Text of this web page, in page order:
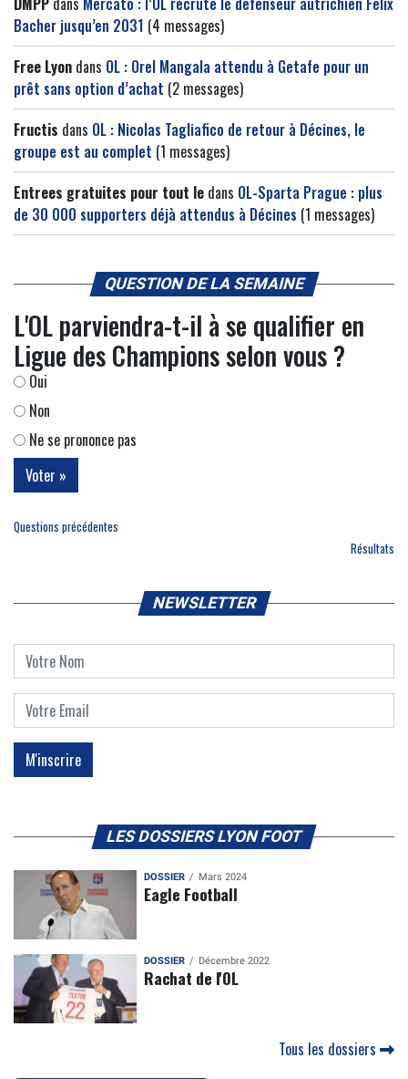
Bacher jusqu’en 2031 (4 messages)
Free Lyon dans OL : Orel Mangala attendu à Getafe pour un
prêt sans option d’achat (2 messages)
Fructis dans OL : Nicolas Tagliafico de retour à Décines, le
groupe est au complet (1 messages)
Entrees gratuites pour tout le dans OL-Sparta Prague : plus
de 30 000 supporters déjà attendus à Décines (1 messages)
QUESTION DE LA SEMAINE
L'OL parviendra-t-il à se qualifier en
Ligue des Champions selon vous ?
Oui
Non
Ne se prononce pas
Questions précédentes
Résultats
NEWSLETTER
LES DOSSIERS LYON FOOT
DOSSIER Mars 2024
Eagle Football
DOSSIER Décembre 2022
Rachat de l'OL
Tous les dossiers